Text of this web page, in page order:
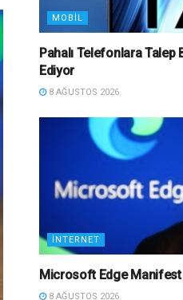
MOBIL
Pahalı Telefonlara Talep
Ediyor
8 AĞUSTOS 2026
İNTERNET
Microsoft Edge Manifest
8 AĞUSTOS 2026